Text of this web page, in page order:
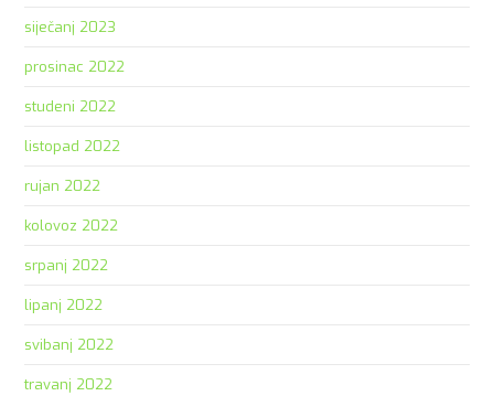
siječanj 2023
prosinac 2022
studeni 2022
listopad 2022
rujan 2022
kolovoz 2022
srpanj 2022
lipanj 2022
svibanj 2022
travanj 2022